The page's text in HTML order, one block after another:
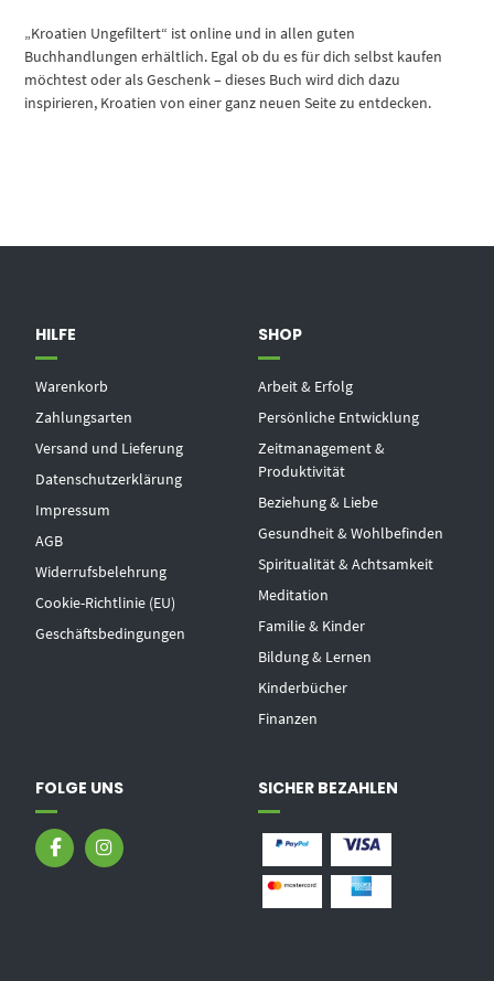
„Kroatien Ungefiltert“ ist online und in allen guten
Buchhandlungen erhältlich. Egal ob du es für dich selbst kaufen
möchtest oder als Geschenk – dieses Buch wird dich dazu
inspirieren, Kroatien von einer ganz neuen Seite zu entdecken.
HILFE
Warenkorb
Zahlungsarten
Versand und Lieferung
Datenschutzerklärung
Impressum
AGB
Widerrufsbelehrung
Cookie-Richtlinie (EU)
Geschäftsbedingungen
SHOP
Arbeit & Erfolg
Persönliche Entwicklung
Zeitmanagement &
Produktivität
Beziehung & Liebe
Gesundheit & Wohlbefinden
Spiritualität & Achtsamkeit
Meditation
Familie & Kinder
Bildung & Lernen
Kinderbücher
Finanzen
FOLGE UNS SICHER BEZAHLEN